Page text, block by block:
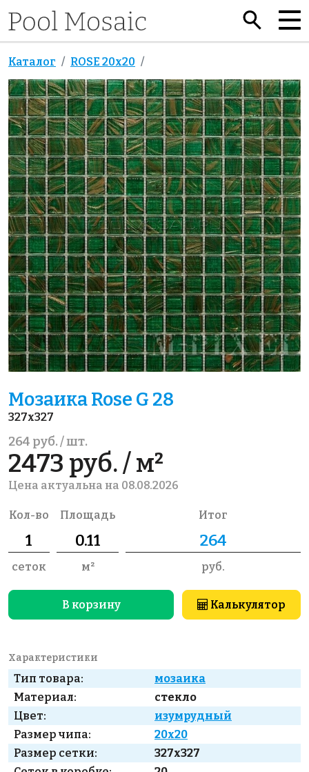
Каталог ROSE 20x20
Мозаика Rose G 28
327x327
264 руб. / шт.
2473 руб. / м²
Цена актуальна на 08.08.2026
Кол-во
сеток
Площадь
м²
Итог
руб.
В корзину Калькулятор
Характеристики
Тип товара:
мозаика
Материал:
стекло
Цвет:
изумрудный
Размер чипа:
20x20
Размер сетки:
327x327